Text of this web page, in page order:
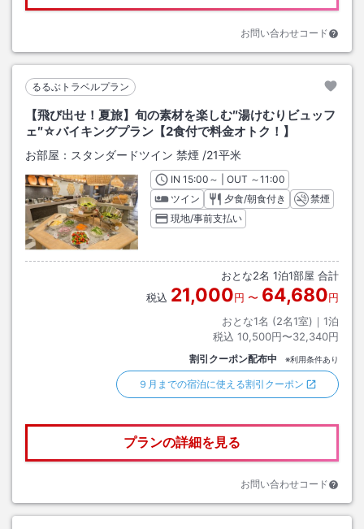
お問い合わせコード
るるぶトラベルプラン
【飛び出せ！夏旅】旬の素材を楽しむ″湯けむりビュッフ
ェ″☆バイキングプラン【2食付で料金オトク！】
お部屋： スタンダードツイン 禁煙 /21平米
INチェックイン
15:00 ～ | OUT チェックアウト
～11:00
ツイン
夕食/朝食付き
禁煙
現地/事前支払い
おとな2名 1泊1部屋 合計
税込 21,000円 〜 64,680円
おとな1名 (2名1室)｜ 1泊
税込 10,500円〜32,340円
割引クーポン配布中 ※利用条件あり
９月までの宿泊に使える割引クーポン
プランの詳細を見る
お問い合わせコード